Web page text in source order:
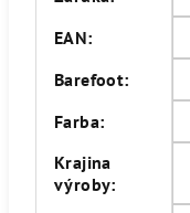
EAN:
Barefoot:
Farba:
Krajina
výroby: